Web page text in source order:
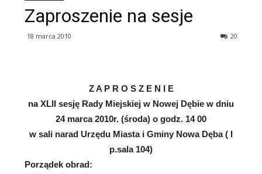
Zaproszenie na sesje
18 marca 2010 20
Z A P R O S Z E N I E
na XLII sesję Rady Miejskiej w Nowej Dębie w dniu
24 marca 2010r. (środa) o godz. 14 00
w sali narad Urzędu Miasta i Gminy Nowa Dęba ( I
p.sala 104)
Porządek obrad: